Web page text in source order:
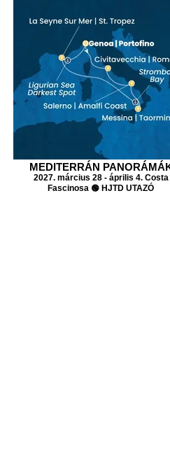
MEDITERRÁN
2027. március 28 - április 4. Costa
Fascinosa 🟢 HJTD UTAZÓ